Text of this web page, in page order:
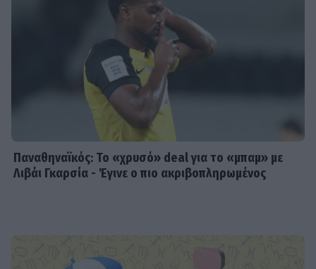
Παναθηναϊκός: Το «χρυσό» deal για το «μπαμ» με
Λιβάι Γκαρσία - Έγινε ο πιο ακριβοπληρωμένος